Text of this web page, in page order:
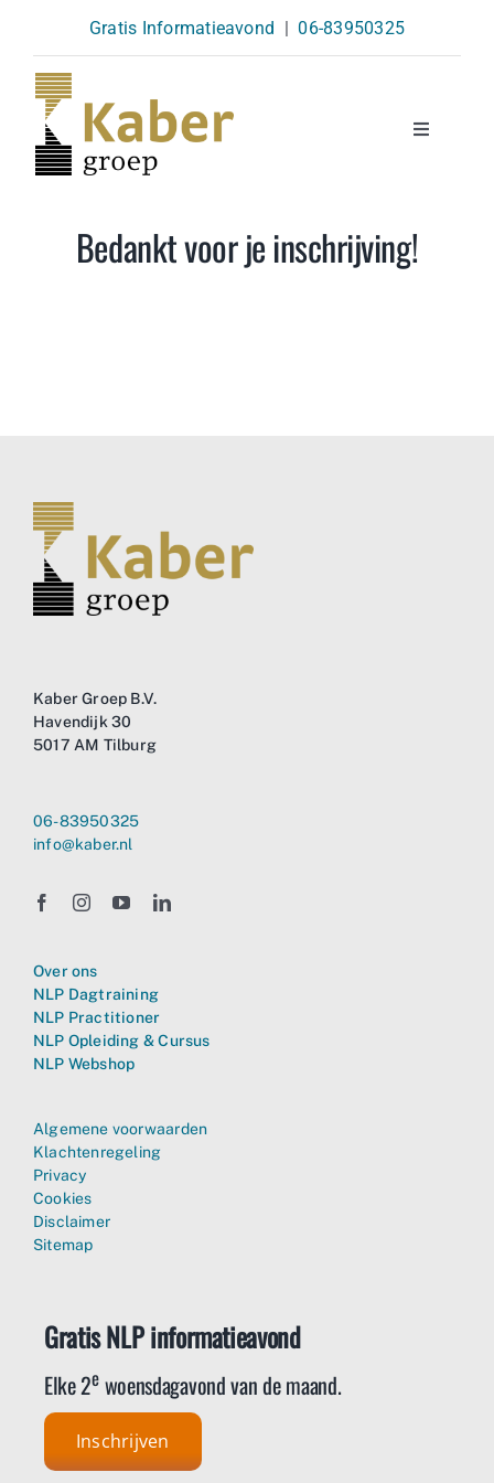
content
Gratis Informatieavond | 06-83950325
Toggle
Bedankt voor je inschrijving!
Kaber Groep B.V.
Havendijk 30
5017 AM Tilburg
06-83950325
info@kaber.nl
Over ons
NLP Dagtraining
NLP Practitioner
NLP Opleiding & Cursus
NLP Webshop
Algemene voorwaarden
Klachtenregeling
Privacy
Cookies
Disclaimer
Sitemap
Gratis NLP informatieavond
Elke 2ewoensdagavond van de maand.
Inschrijven